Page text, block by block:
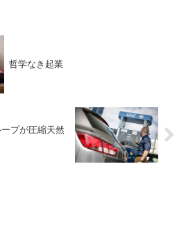
哲学なき起業
プが圧縮天然